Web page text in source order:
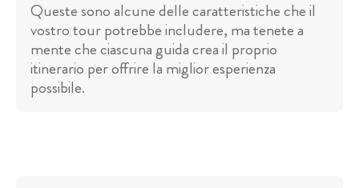
Queste sono alcune delle caratteristiche che il
vostro tour potrebbe includere, ma tenete a
mente che ciascuna guida crea il proprio
itinerario per offrire la miglior esperienza
possibile.